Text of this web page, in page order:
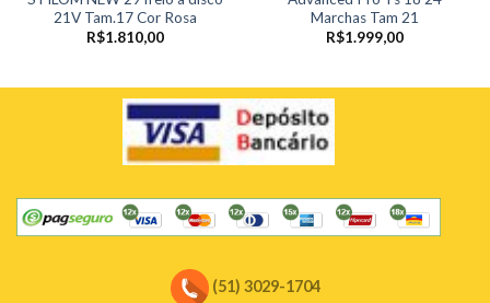
21V Tam.17 Cor Rosa
R$1.810,00
Marchas Tam 21
R$1.999,00
(51) 3029-1704